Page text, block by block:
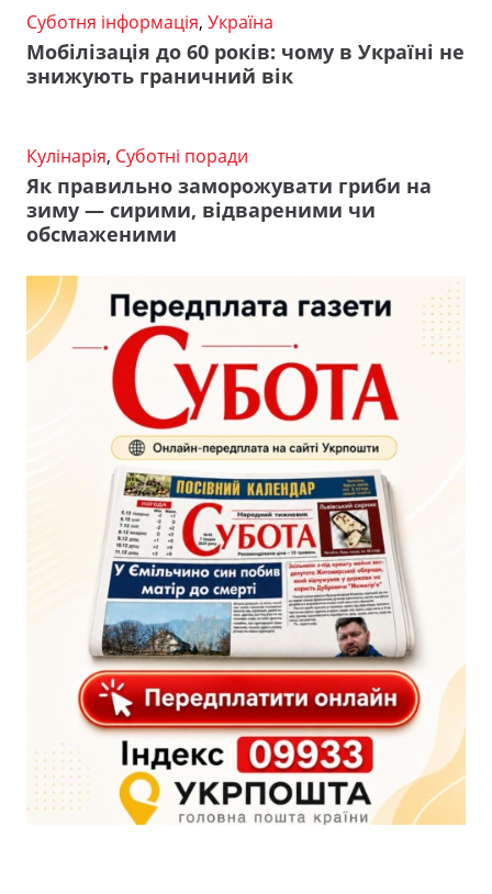
Суботня інформація, Україна
Мобілізація до 60 років: чому в Україні не
знижують граничний вік
Кулінарія, Суботні поради
Як правильно заморожувати гриби на
зиму — сирими, відвареними чи
обсмаженими